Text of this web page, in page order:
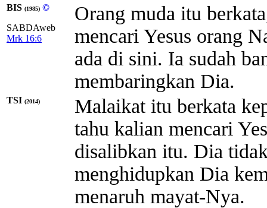
BIS (1985) ©
SABDAweb
Mrk 16:6
Orang muda itu
mencari Yesus orang
ada di sini. Ia sudah
membaringkan Dia.
TSI (2014)
Malaikat itu berkata
tahu kalian mencari
disalibkan itu. Dia
menghidupkan Dia
menaruh mayat-Nya.